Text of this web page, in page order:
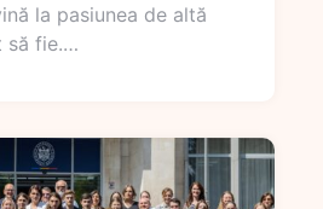
la pasiunea de altă
să fie.…